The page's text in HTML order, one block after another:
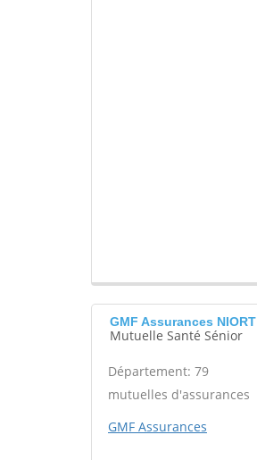
GMF Assurances NIORT
Mutuelle Santé Sénior
Département: 79
mutuelles d'assurances
GMF Assurances